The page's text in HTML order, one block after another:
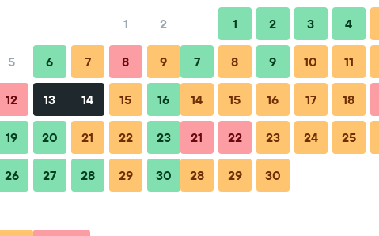
1 2
5 6 7 8 9
12 13 14 15 16
19 20 21 22 23
26 27 28 29 30
1 2 3 4
7 8 9 10 11
14 15 16 17 18
21 22 23 24 25
28 29 30